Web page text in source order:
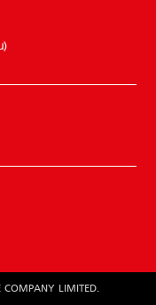
)
LIMITED.